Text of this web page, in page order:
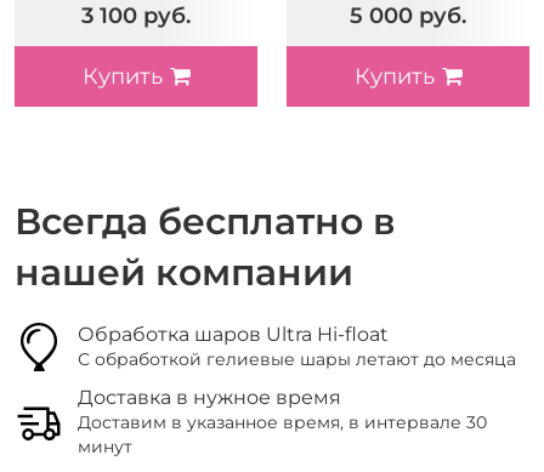
3 100 руб.
Купить
5 000 руб.
Купить
Всегда бесплатно в
нашей компании
Обработка шаров Ultra Hi-float
С обработкой гелиевые шары летают до месяца
Доставка в нужное время
Доставим в указанное время, в интервале 30
минут